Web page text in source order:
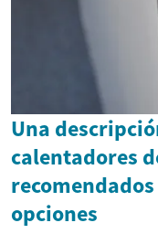
Una
calentadores
opciones